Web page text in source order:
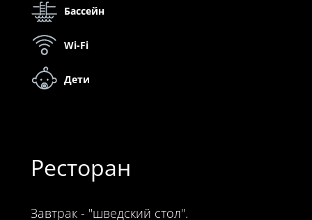
Бассейн
Wi-Fi
Дети
Ресторан
Завтрак - "шведский стол".